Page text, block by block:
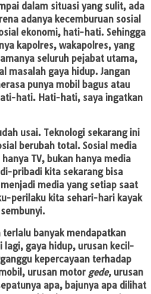
dalam situasi yang sulit, ada
adanya kecemburuan sosial
ekonomi, hati-hati. Sehingga
kapolres, wakapolres, yang
seluruh pejabat utama,
masalah gaya hidup. Jangan
punya mobil bagus atau
hati. Hati-hati, saya ingatkan
usai. Teknologi sekarang ini
berubah total. Sosial media
TV, bukan hanya media
pribadi kita sekarang bisa
media yang setiap saat
perilaku kita sehari-hari kayak
banyak mendapatkan
lagi, gaya hidup, urusan kecil-
kepercayaan terhadap
urusan motor gede, urusan
apa, bajunya apa dilihat